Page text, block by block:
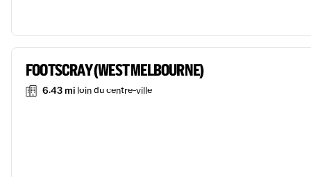
FOOTSCRAY (WEST MELBOURNE)
6.43 mi loin du centre-ville